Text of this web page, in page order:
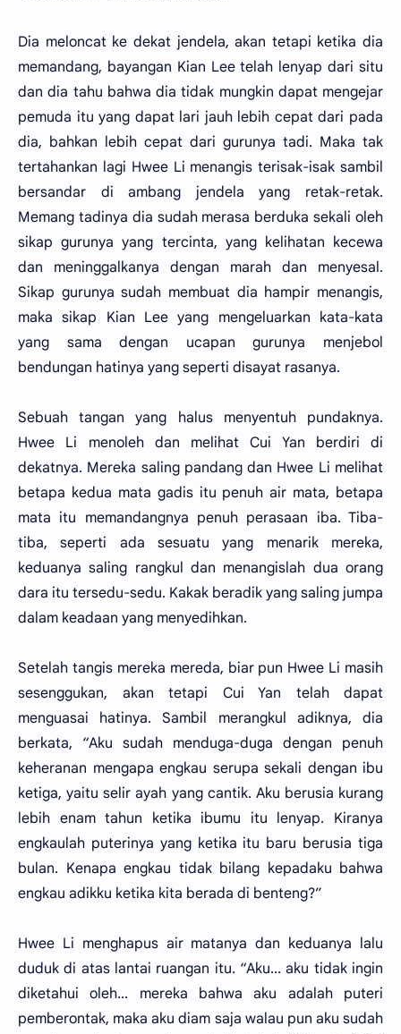
Dia meloncat ke dekat jendela, akan tetapi ketika dia
memandang, bayangan Kian Lee telah lenyap dari situ
dan dia tahu bahwa dia tidak mungkin dapat mengejar
pemuda itu yang dapat lari jauh lebih cepat dari pada
dia, bahkan lebih cepat dari gurunya tadi. Maka tak
tertahankan lagi Hwee Li menangis terisak-isak sambil
bersandar di ambang jendela yang retak-retak.
Memang tadinya dia sudah merasa berduka sekali oleh
sikap gurunya yang tercinta, yang kelihatan kecewa
dan meninggalkanya dengan marah dan menyesal.
Sikap gurunya sudah membuat dia hampir menangis,
maka sikap Kian Lee yang mengeluarkan kata-kata
yang sama dengan ucapan gurunya menjebol
bendungan hatinya yang seperti disayat rasanya.
Sebuah tangan yang halus menyentuh pundaknya.
Hwee Li menoleh dan melihat Cui Yan berdiri di
dekatnya. Mereka saling pandang dan Hwee Li melihat
betapa kedua mata gadis itu penuh air mata, betapa
mata itu memandangnya penuh perasaan iba. Tiba-
tiba, seperti ada sesuatu yang menarik mereka,
keduanya saling rangkul dan menangislah dua orang
dara itu tersedu-sedu. Kakak beradik yang saling jumpa
dalam keadaan yang menyedihkan.
Setelah tangis mereka mereda, biar pun Hwee Li masih
sesenggukan, akan tetapi Cui Yan telah dapat
menguasai hatinya. Sambil merangkul adiknya, dia
berkata, “Aku sudah menduga-duga dengan penuh
keheranan mengapa engkau serupa sekali dengan ibu
ketiga, yaitu selir ayah yang cantik. Aku berusia kurang
lebih enam tahun ketika ibumu itu lenyap. Kiranya
engkaulah puterinya yang ketika itu baru berusia tiga
bulan. Kenapa engkau tidak bilang kepadaku bahwa
engkau adikku ketika kita berada di benteng?”
Hwee Li menghapus air matanya dan keduanya lalu
duduk di atas lantai ruangan itu. “Aku... aku tidak ingin
diketahui oleh... mereka bahwa aku adalah puteri
pemberontak, maka aku diam saja walau pun aku sudah